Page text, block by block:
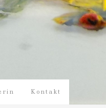
Kontakt